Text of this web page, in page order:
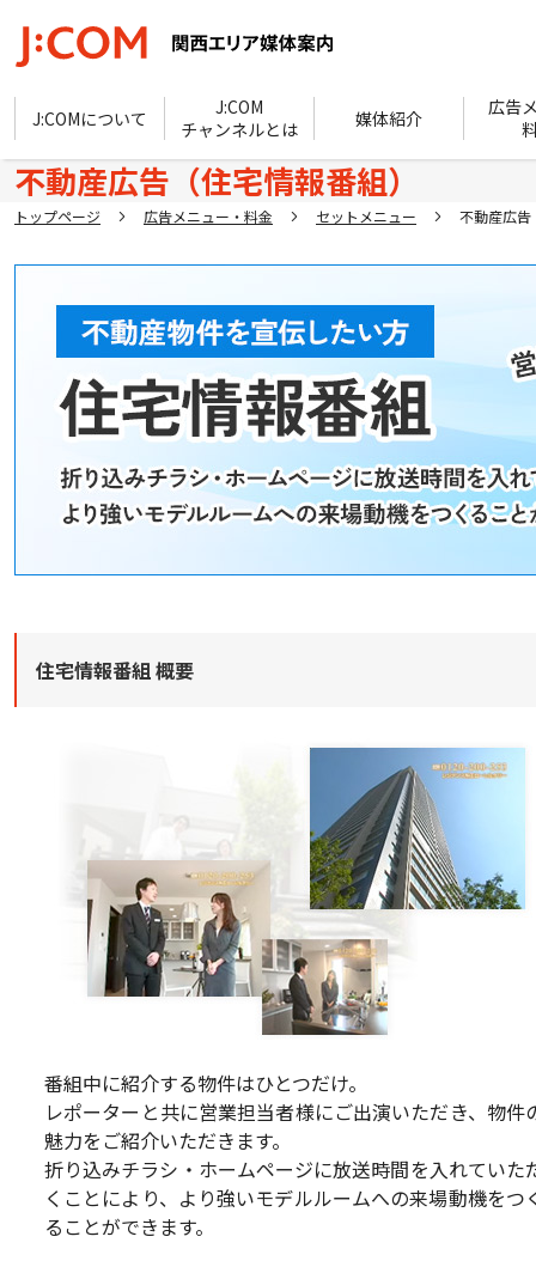
J:COMについて
J:COM
チャンネルとは
媒体紹介
広告
不動産広告（住宅情報番組）
トップページ 広告メニュー・料金 セットメニュー 不動産広告
住宅情報番組 概要
番組中に紹介する物件はひとつだけ。
レポーターと共に営業担当者様にご出演いただき、物件
魅力をご紹介いただきます。
折り込みチラシ・ホームページに放送時間を入れていた
くことにより、より強いモデルルームへの来場動機をつ
ることができます。